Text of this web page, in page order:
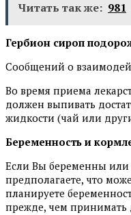
Читать так же: 981
Гербион сироп
Сообщений о
Во время приема
должен выпивать
жидкости (чай или
Беременность и
Если Вы беременны
предполагаете, что
планируете
прежде, чем принимать